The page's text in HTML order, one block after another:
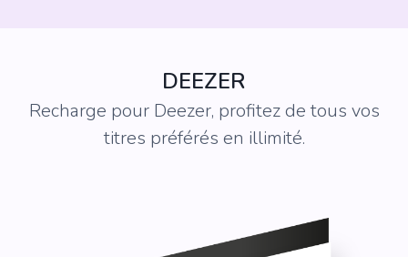
DEEZER
Recharge pour Deezer, profitez de tous vos
titres préférés en illimité.